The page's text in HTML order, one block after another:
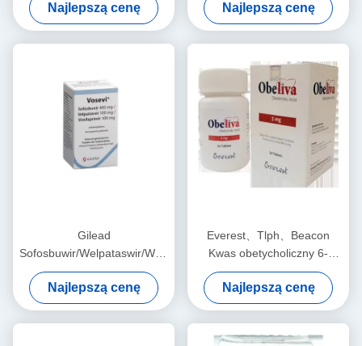
nerkowokomórkowy, rak
tarczycy, guz podścieliskowy
przewodu pokarmowego,
naczyniakomięsak, samotny
guz włóknisty,
Najlepszą cenę
tarczycy, rak wątroby,
mięsak tkanek miękkich,
niedrobnokomórkowy rak
płuca, rak prostaty, rak
piersi, rak jajnika,
Najlepszą cenę
Gilead
Sofosbuwir/Welpataswir/Woksylaprewir
Wosewi 400mg*28 tabletek
Wirusowe zapalenie wątroby
typu C dla stadium 1 2 3
raka
Najlepszą cenę
Everest、Tlph、Beacon
Kwas obetycholiczny 6-
ECDCA、INT-747 Obetix 5
mg*30 tabletek Pierwotne
zapalenie żółciowe w postaci
cholangietu w stadium 1 2 3
Najlepszą cenę